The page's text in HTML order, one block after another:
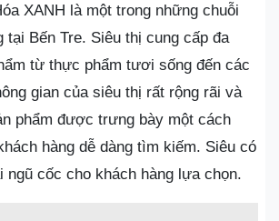
XANH là một trong những chuỗi
tại Bến Tre. Siêu thị cung cấp đa
từ thực phẩm tươi sống đến các
gian của siêu thị rất rộng rãi và
phẩm được trưng bày một cách
hàng dễ dàng tìm kiếm. Siêu có
ngũ cốc cho khách hàng lựa chọn.